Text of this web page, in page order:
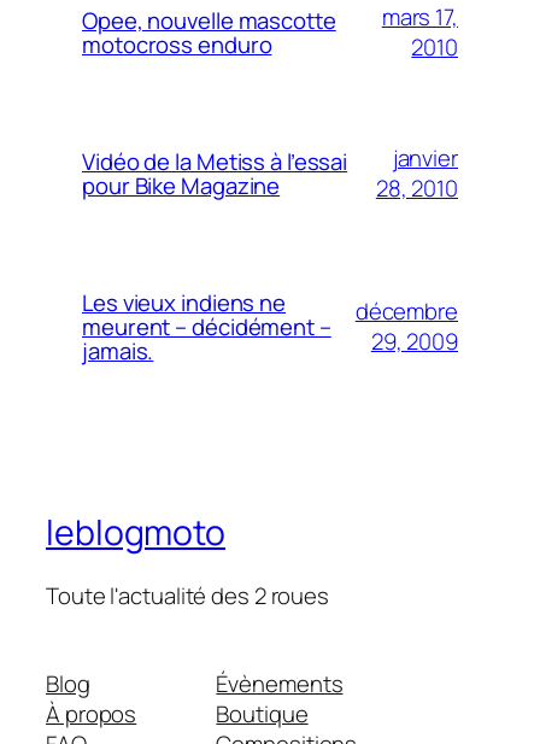
Opee, nouvelle mascotte
motocross enduro
mars 17,
2010
Vidéo de la Metiss à l’essai
pour Bike Magazine
janvier
28, 2010
Les vieux indiens ne
meurent – décidément –
jamais.
décembre
29, 2009
leblogmoto
Toute l'actualité des 2 roues
Blog
À propos
Évènements
Boutique